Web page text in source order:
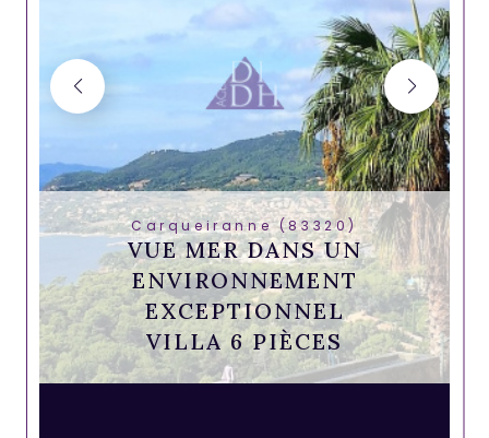
Carqueiranne (83320)
VUE MER DANS UN
ENVIRONNEMENT
EXCEPTIONNEL
VILLA 6 PIÈCES